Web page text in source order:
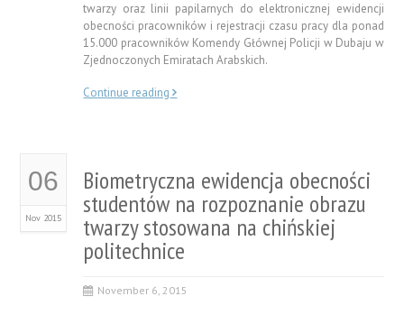
twarzy oraz linii papilarnych do elektronicznej ewidencji
obecności pracowników i rejestracji czasu pracy dla ponad
15.000 pracowników Komendy Głównej Policji w Dubaju w
Zjednoczonych Emiratach Arabskich.
Continue reading
06
Nov 2015
Biometryczna ewidencja obecności
studentów na rozpoznanie obrazu
twarzy stosowana na chińskiej
politechnice
November 6, 2015